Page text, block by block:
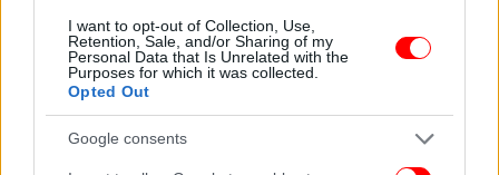
I want to opt-out of Collection, Use,
Retention, Sale, and/or Sharing of my
Personal Data that Is Unrelated with the
Purposes for which it was collected.
Opted Out
Google consents